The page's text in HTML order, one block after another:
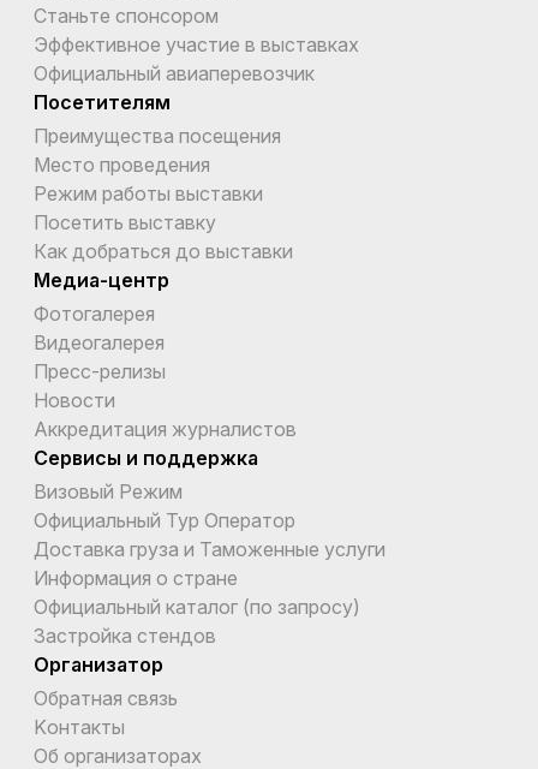
Станьте спонсором
Эффективное участие в выставках
Официальный авиаперевозчик
Посетителям
Преимущества посещения
Место проведения
Режим работы выставки
Посетить выставку
Как добраться до выставки
Медиа-центр
Фотогалерея
Видеогалерея
Пресс-релизы
Новости
Аккредитация журналистов
Сервисы и поддержка
Визовый Режим
Официальный Тур Оператор
Доставка груза и Таможенные услуги
Информация о стране
Официальный каталог (по запросу)
Застройка стендов
Организатор
Обратная связь
Kонтакты
Об организаторах